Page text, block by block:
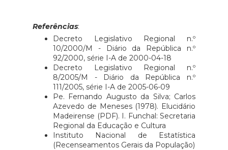
Referências:
Decreto Legislativo Regional n.º
10/2000/M - Diário da República n.º
92/2000, série I-A de 2000-04-18
Decreto Legislativo Regional n.º
8/2005/M - Diário da República n.º
111/2005, série I-A de 2005-06-09
Pe. Fernando Augusto da Silva; Carlos
Azevedo de Meneses (1978). Elucidário
Madeirense (PDF). I. Funchal: Secretaria
Regional da Educação e Cultura
Instituto Nacional de Estatística
(Recenseamentos Gerais da População)